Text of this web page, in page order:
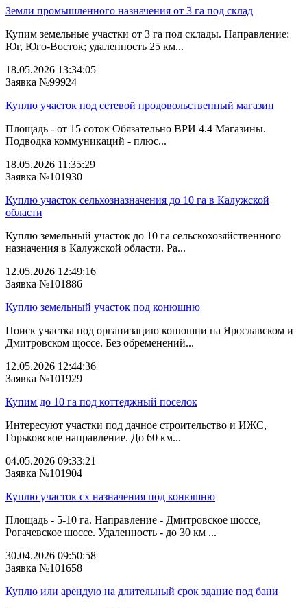
Земли промышленного назначения от 3 га под склад
Купим земельные участки от 3 га под склады. Направление:
Юг, Юго-Восток; удаленность 25 км...
18.05.2026 13:34:05
Заявка №99924
Куплю участок под сетевой продовольственный магазин
Площадь - от 15 соток Обязательно ВРИ 4.4 Магазины.
Подводка коммуникаций - плюс...
18.05.2026 11:35:29
Заявка №101930
Куплю участок сельхозназначения до 10 га в Калужской
области
Куплю земельный участок до 10 га сельскохозяйственного
назначения в Калужской области. Ра...
12.05.2026 12:49:16
Заявка №101886
Куплю земельный участок под конюшню
Поиск участка под организацию конюшни на Ярославском и
Дмитровском щоссе. Без обременений...
12.05.2026 12:44:36
Заявка №101929
Купим до 10 га под коттеджный поселок
Интересуют участки под дачное строительство и ИЖС,
Горьковское направление. До 60 км...
04.05.2026 09:33:21
Заявка №101904
Куплю участок сх назначения под конюшню
Площадь - 5-10 га. Направление - Дмитровское шоссе,
Рогачевское шоссе. Удаленность - до 30 км ...
30.04.2026 09:50:58
Заявка №101658
Куплю или арендую на длительный срок здание под бани